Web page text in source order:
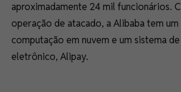
aproximadamente 24 mil funcionários.
operação de atacado, a Alibaba tem
computação em nuvem e um sistema
eletrônico, Alipay.